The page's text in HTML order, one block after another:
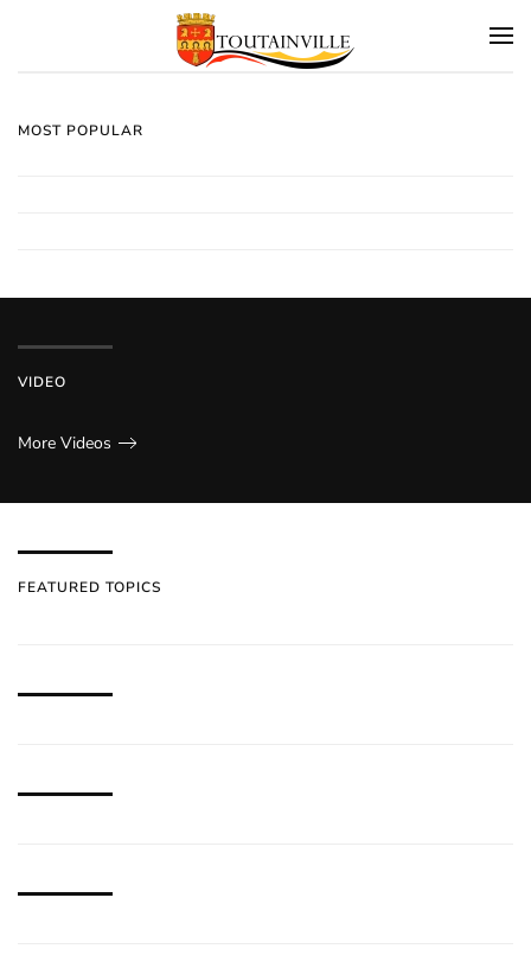
Skip to main content
MOST POPULAR
VIDEO
More Videos
FEATURED TOPICS